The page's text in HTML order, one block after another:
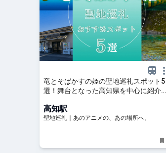
竜とそばかすの姫の聖地巡礼スポット5
選！舞台となった高知県を中心に紹介｜
高知駅
聖地巡礼｜あのアニメの、あの場所へ。